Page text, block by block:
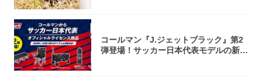
コールマン『J.ジェットブラック』第2
弾登場！サッカー日本代表モデルの新作